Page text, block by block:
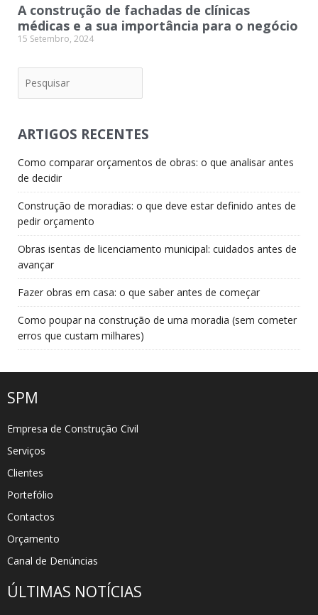
A construção de fachadas de clínicas
médicas e a sua importância para o negócio
15 Setembro, 2024
ARTIGOS RECENTES
Como comparar orçamentos de obras: o que analisar antes
de decidir
Construção de moradias: o que deve estar definido antes de
pedir orçamento
Obras isentas de licenciamento municipal: cuidados antes de
avançar
Fazer obras em casa: o que saber antes de começar
Como poupar na construção de uma moradia (sem cometer
erros que custam milhares)
SPM
Empresa de Construção Civil
Serviços
Clientes
Portefólio
Contactos
Orçamento
Canal de Denúncias
ÚLTIMAS NOTÍCIAS